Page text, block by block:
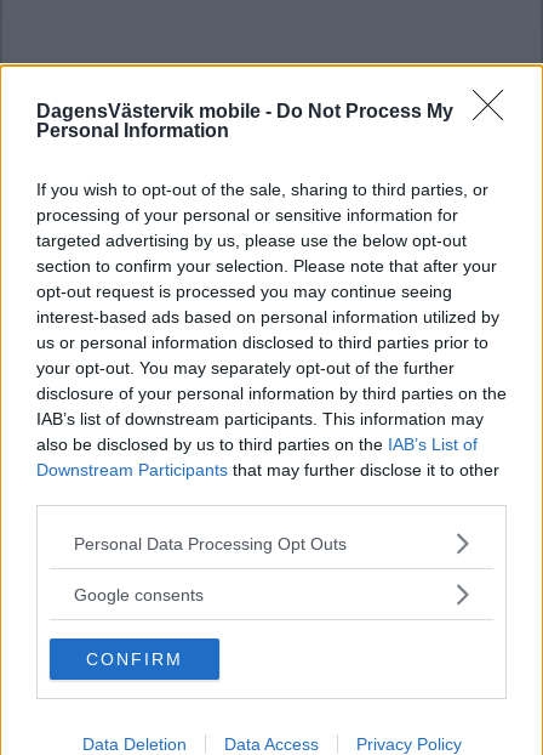
DagensVästervik mobile - Do Not Process My
Personal Information
If you wish to opt-out of the sale, sharing to third parties, or
processing of your personal or sensitive information for
targeted advertising by us, please use the below opt-out
section to confirm your selection. Please note that after your
opt-out request is processed you may continue seeing
interest-based ads based on personal information utilized by
us or personal information disclosed to third parties prior to
your opt-out. You may separately opt-out of the further
disclosure of your personal information by third parties on the
IAB’s list of downstream participants. This information may
also be disclosed by us to third parties on the IAB’s List of
Downstream Participants that may further disclose it to other
Please note that this website/app uses one or more Google
not limited to your visit or usage behaviour. You may click to
use your data for below specified purposes in below Google
consent section.
Personal Data Processing Opt Outs
Google consents
CONFIRM
Data Deletion Data Access Privacy Policy